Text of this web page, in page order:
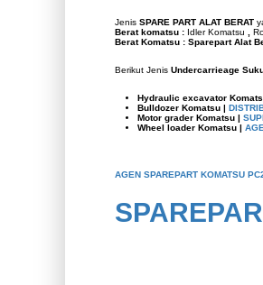
JenisSPARE PART ALAT BERAT
Berat komatsu : Idler Komatsu ,
Berat Komatsu : Sparepart Alat
Berikut Jenis Undercarrieage
Hydraulic excavator
Bulldozer Komatsu |
Motor grader Komatsu |
Wheel loader Komatsu |
AGEN SPAREPART KOMATSU